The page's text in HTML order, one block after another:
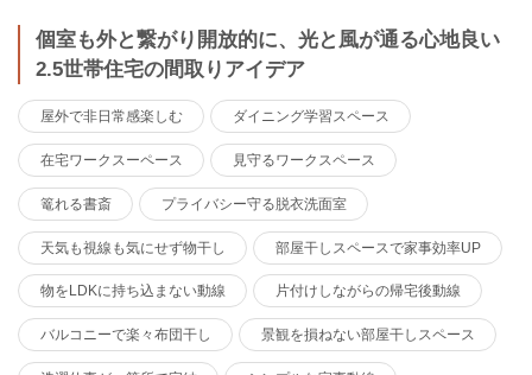
個室も外と繋がり開放的に、光と風が通る心地良い
2.5世帯住宅の間取りアイデア
屋外で非日常感楽しむ ダイニング学習スペース
在宅ワークスーペース 見守るワークスペース
篭れる書斎 プライバシー守る脱衣洗面室
天気も視線も気にせず物干し 部屋干しスペースで家事効率UP
物をLDKに持ち込まない動線 片付けしながらの帰宅後動線
バルコニーで楽々布団干し 景観を損ねない部屋干しスペース